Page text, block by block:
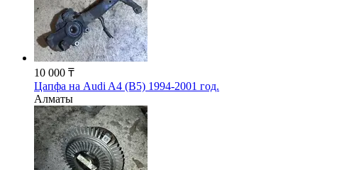
10 000 ₸
Цапфа на Audi A4 (B5) 1994-2001 год.
Алматы